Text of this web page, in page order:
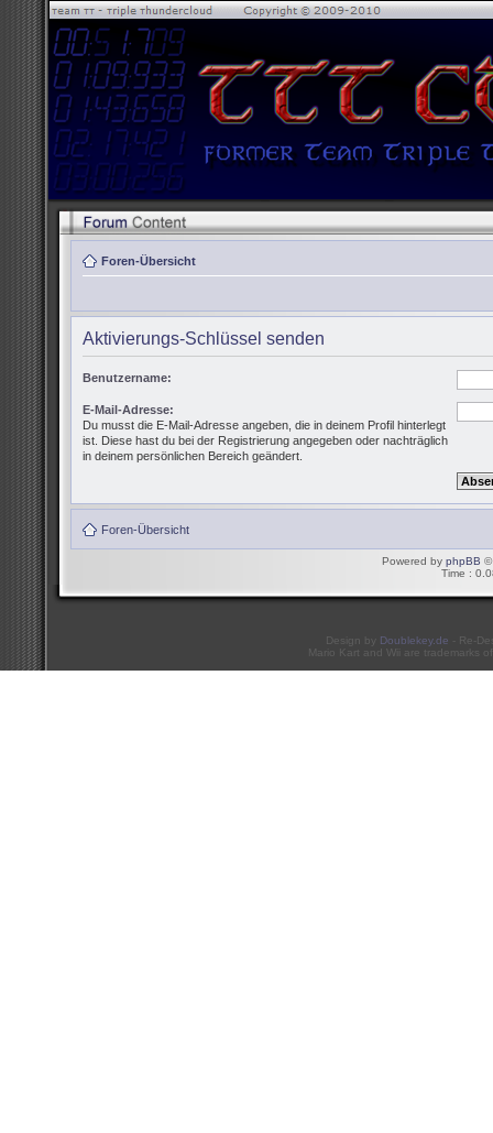
Foren-Übersicht
Aktivierungs-Schlüssel senden
Benutzername:
E-Mail-Adresse:
Du musst die E-Mail-Adresse angeben, die in deinem Profil hinterlegt
ist. Diese hast du bei der Registrierung angegeben oder nachträglich
in deinem persönlichen Bereich geändert.
Foren-Übersicht
Powered by phpBB ©
Time :
Design by Doublekey.de - Re-
Mario Kart and Wii are trademarks